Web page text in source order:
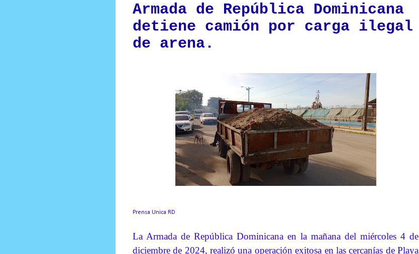
Armada de República Dominicana
detiene camión por carga ilegal
de arena.
Prensa Unica RD
La Armada de República Dominicana en la mañana del miércoles 4 de
diciembre de 2024, realizó una operación exitosa en las cercanías de Playa